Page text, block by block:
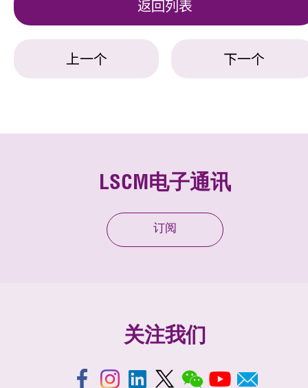
返回列表
上一个 下一个
LSCM电子通讯
订阅
关注我们